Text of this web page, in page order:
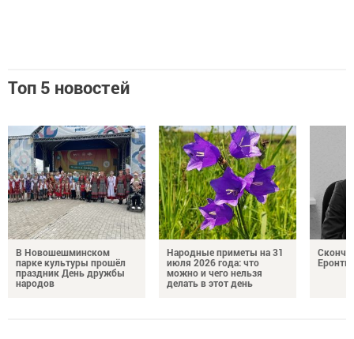
Топ 5 новостей
В Новошешминском
парке культуры прошёл
праздник День дружбы
народов
Народные приметы на 31
июля 2026 года: что
можно и чего нельзя
делать в этот день